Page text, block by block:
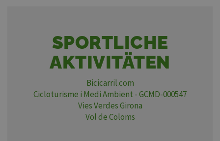
SPORTLICHE
AKTIVITÄTEN
Bicicarril.com
Cicloturisme i Medi Ambient - GCMD-000547
Vies Verdes Girona
Vol de Coloms